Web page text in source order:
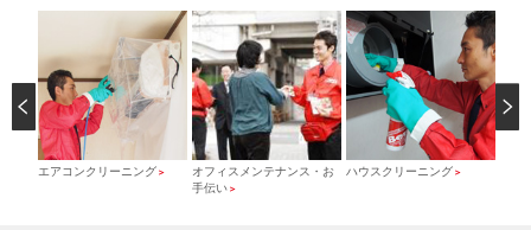
エアコンクリーニング ＞
オフィスメンテナンス・お
手伝い ＞
ハウスクリーニング ＞